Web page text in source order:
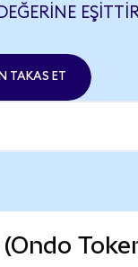
TAKAS ET